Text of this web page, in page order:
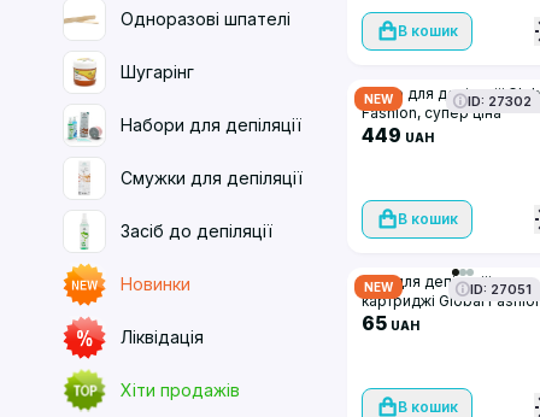
Одноразові шпателі
Шугарінг
Набори для депіляції
Смужки для депіляції
Засіб до депіляції
Новинки
Ліквідація
Хіти продажів
В кошик
NEW ID: 27302
Набір для депіляції
Fashion, супер ціна
449 UAH
В кошик
NEW ID: 27051
Віск для депіляції в
картриджі Global
Vegan wax, 100 мл,
65 UAH
В кошик